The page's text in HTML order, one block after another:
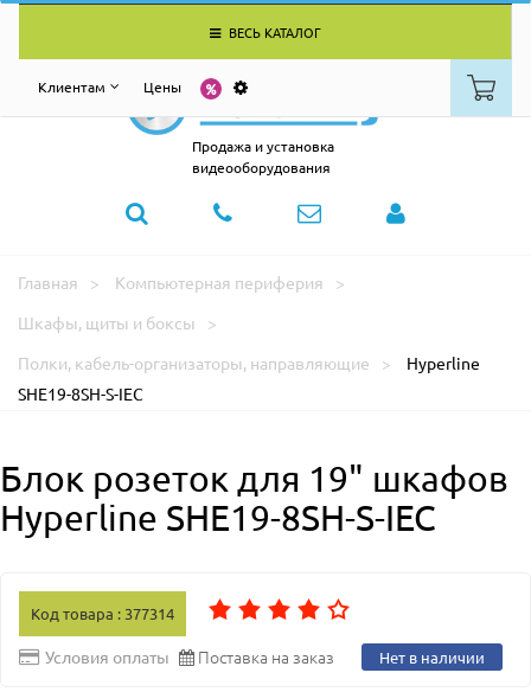
ВЕСЬ КАТАЛОГ
Клиентам Цены
Продажа и установка
видеооборудования
Главная
Компьютерная периферия
Шкафы, щиты и боксы
Полки, кабель-организаторы, направляющие
Hyperline
SHE19-8SH-S-IEC
Блок розеток для 19" шкафов
Hyperline SHE19-8SH-S-IEC
Код товара : 377314
Условия оплаты Поставка на заказ Нет в наличии